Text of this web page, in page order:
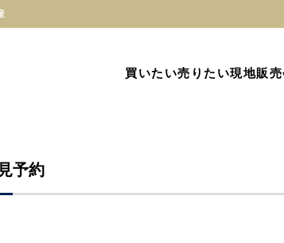
買いたい売りたい現地販
予約